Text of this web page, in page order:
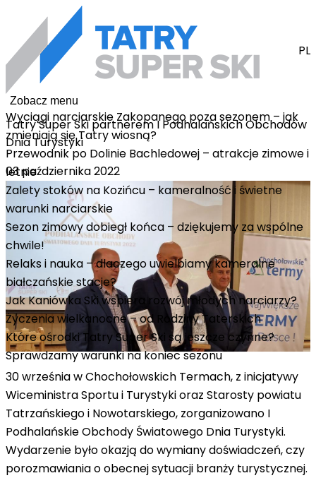
PL
Zobacz menu
Wyciągi narciarskie Zakopanego poza sezonem – jak
zmieniają się Tatry wiosną?
Przewodnik po Dolinie Bachledowej – atrakcje zimowe i
letnie
Zalety stoków na Kozińcu – kameralność i świetne
warunki narciarskie
Sezon zimowy dobiegł końca – dziękujemy za wspólne
chwile!
Relaks i nauka – dlaczego uwielbiamy kameralne
białczańskie stacje?
Jak Kaniówka Ski wspiera rozwój młodych narciarzy?
Życzenia wielkanocne – od Rodziny Taterskich
Które ośrodki Tatry Super Ski są jeszcze czynne?
Sprawdzamy warunki na koniec sezonu
Tatry Super Ski partnerem I Podhalańskich Obchodów
Dnia Turystyki
03 października 2022
30 września w Chochołowskich Termach, z inicjatywy
Wiceministra Sportu i Turystyki oraz Starosty powiatu
Tatrzańskiego i Nowotarskiego, zorganizowano I
Podhalańskie Obchody Światowego Dnia Turystyki.
Wydarzenie było okazją do wymiany doświadczeń, czy
porozmawiania o obecnej sytuacji branży turystycznej.